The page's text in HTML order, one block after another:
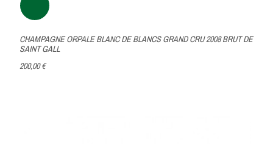
CHAMPAGNE ORPALE BLANC DE BLANCS GRAND CRU 2008 BRUT DE
SAINT GALL
200,00 €